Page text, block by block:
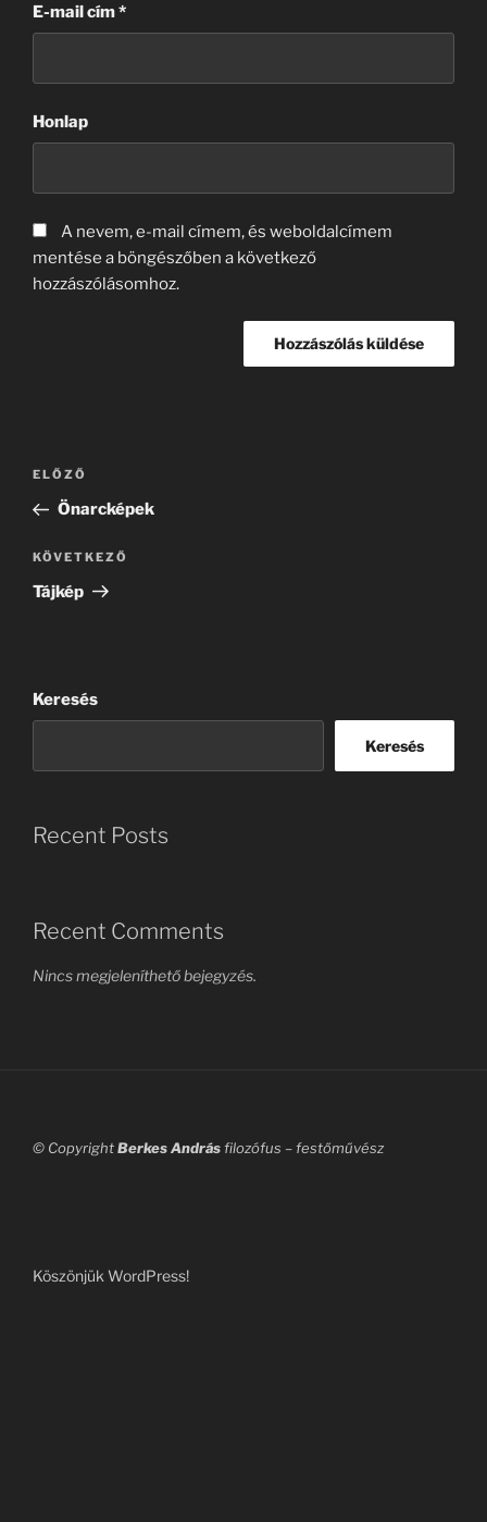
E-mail cím*
Honlap
A nevem, e-mail címem, és weboldalcímem
mentése a böngészőben a következő
hozzászólásomhoz.
Bejegyzés
navigáció
Korábbi
bejegyzés
ELŐZŐ
Önarcképek
Következő
bejegyzés
KÖVETKEZŐ
Tájkép
Keresés
Keresés
Recent Posts
Recent Comments
Nincs megjeleníthető bejegyzés.
© CopyrightBerkes Andrásfilozófus – festőművész
Köszönjük WordPress!